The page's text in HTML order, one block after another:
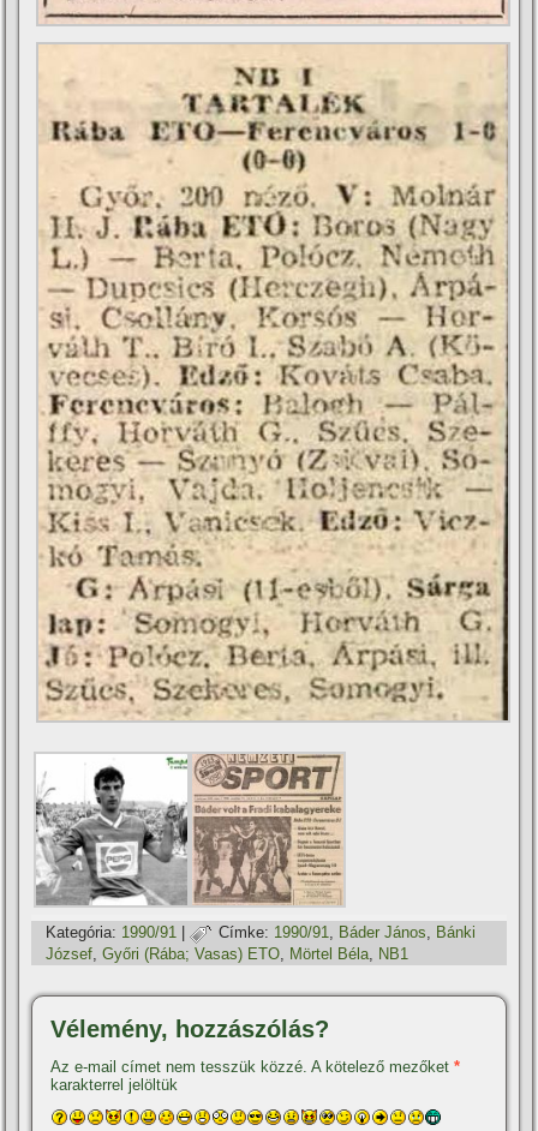
Kategória: 1990/91 | Címke: 1990/91, Báder János, Bánki
József ,Győri (Rába; Vasas) ETO Mörtel Béla NB1
Vélemény, hozzászólás?
Az e-mail címet nem tesszük közzé. A kötelező mezőket*
karakterrel jelöltük